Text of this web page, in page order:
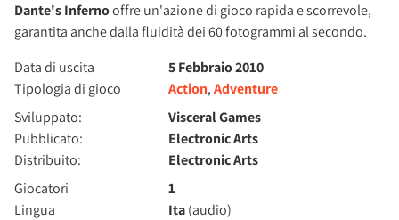
Dante's Infernooffre un'azione di gioco rapida e scorrevole,
garantita anche dalla fluidità dei 60 fotogrammi al secondo.
Data di uscita
5 Febbraio 2010
Tipologia di gioco
Action,Adventure
Sviluppato:
Visceral Games
Pubblicato:
Electronic Arts
Distribuito:
Electronic Arts
Giocatori
1
Lingua
Ita(audio)